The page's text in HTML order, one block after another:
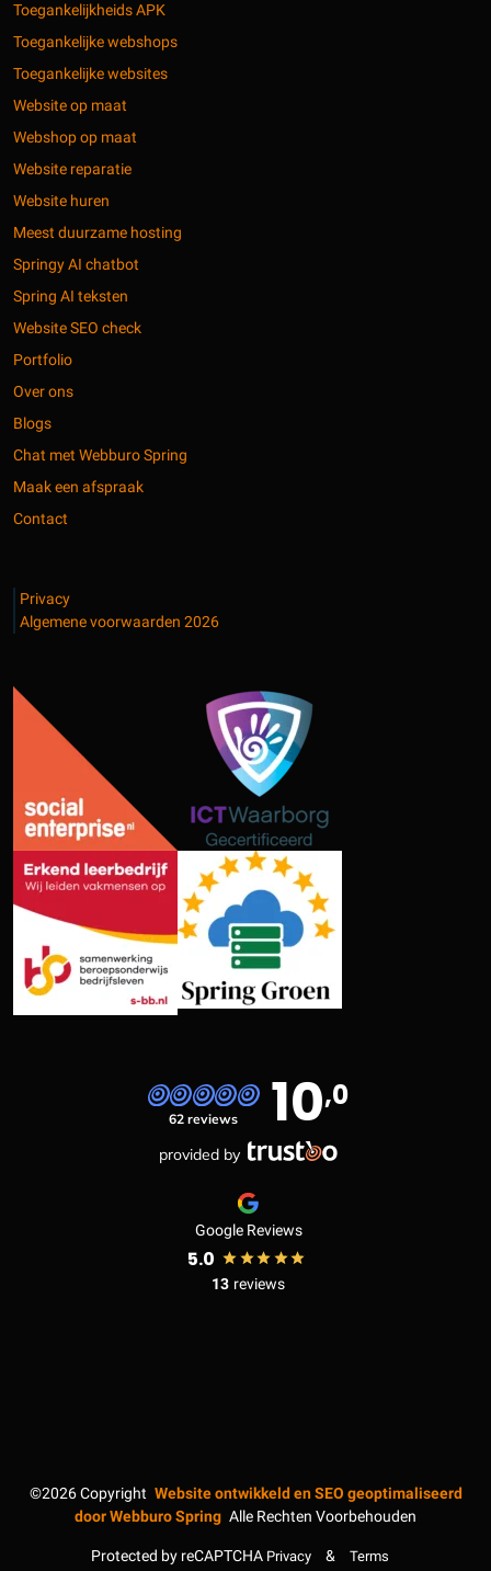
Toegankelijkheids APK
Toegankelijke webshops
Toegankelijke websites
Website op maat
Webshop op maat
Website reparatie
Website huren
Meest duurzame hosting
Springy AI chatbot
Spring AI teksten
Website SEO check
Portfolio
Over ons
Blogs
Chat met Webburo Spring
Maak een afspraak
Contact
Privacy
Algemene voorwaarden 2026
62 reviews 10,0
provided by
Google Reviews
5.0
13 reviews
©2026Copyright Website ontwikkeld en SEO geoptimaliseerd
doorWebburo Spring Alle Rechten Voorbehouden
Protected by reCAPTCHA Privacy & Terms